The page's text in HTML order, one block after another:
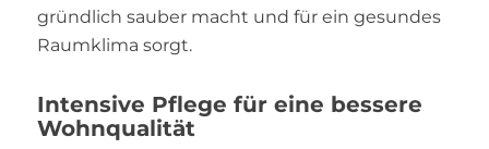
gründlich sauber macht und für ein gesundes
Raumklima sorgt.
Intensive Pflege für eine bessere
Wohnqualität